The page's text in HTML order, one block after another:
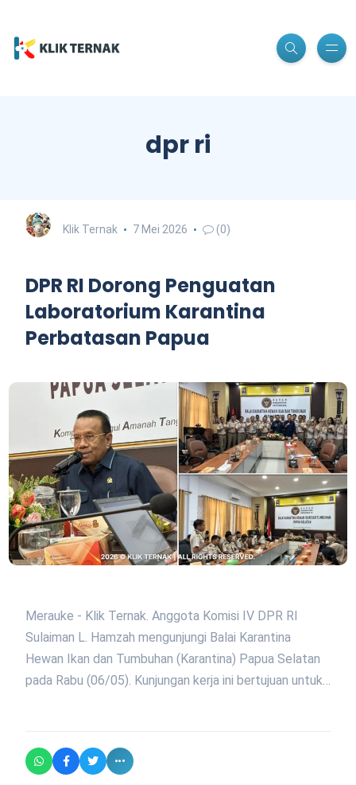
dpr ri
Klik Ternak 7 Mei 2026 (0)
DPR RI Dorong Penguatan
Laboratorium Karantina
Perbatasan Papua
Merauke - Klik Ternak. Anggota Komisi IV DPR RI
Sulaiman L. Hamzah mengunjungi Balai Karantina
Hewan Ikan dan Tumbuhan (Karantina) Papua Selatan
pada Rabu (06/05). Kunjungan kerja ini bertujuan untuk…